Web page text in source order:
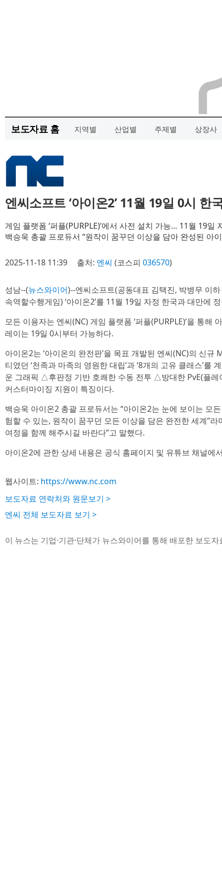
보도자료 홈 지역별 산업별 주제별 상장사
엔씨소프트 ‘아이온2’ 11월 19일 0시 한
게임 플랫폼 ‘퍼플(PURPLE)’에서 사전 설치 가능… 11월 19일
백승욱 총괄 프로듀서 “원작이 꿈꾸던 이상을 담아 완성된 아
2025-11-18 11:39 출처: 엔씨 (코스피 036570)
성남--(뉴스와이어)--엔씨소프트(공동대표 김택진, 박병무 이
속역할수행게임) ‘아이온2’를 11월 19일 자정 한국과 대만에
모든 이용자는 엔씨(NC) 게임 플랫폼 ‘퍼플(PURPLE)’을 통해
레이는 19일 0시부터 가능하다.
아이온2는 ‘아이온의 완전판’을 목표 개발된 엔씨(NC)의 신
티였던 ‘천족과 마족의 영원한 대립’과 ‘8개의 고유 클래스’
운 그래픽 △후판정 기반 호쾌한 수동 전투 △방대한 PvE(플
커스터마이징 지원이 특징이다.
백승욱 아이온2 총괄 프로듀서는 “아이온2는 눈에 보이는 모
험할 수 있는, 원작이 꿈꾸던 모든 이상을 담은 완전한 세계”
여정을 함께 해주시길 바란다”고 말했다.
아이온2에 관한 상세 내용은 공식 홈페이지 및 유튜브 채널에
웹사이트: https://www.nc.com
보도자료 연락처와 원문보기 >
엔씨 전체 보도자료 보기 >
이 뉴스는 기업·기관·단체가 뉴스와이어를 통해 배포한 보도